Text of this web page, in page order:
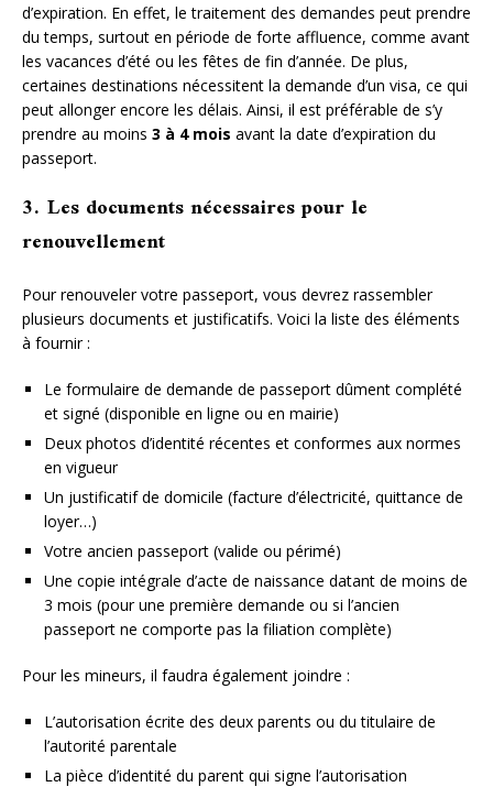
d’expiration. En effet, le traitement des demandes peut prendre
du temps, surtout en période de forte affluence, comme avant
les vacances d’été ou les fêtes de fin d’année. De plus,
certaines destinations nécessitent la demande d’un visa, ce qui
peut allonger encore les délais. Ainsi, il est préférable de s’y
prendre au moins 3 à 4 mois avant la date d’expiration du
passeport.
3. Les documents nécessaires pour le
renouvellement
Pour renouveler votre passeport, vous devrez rassembler
plusieurs documents et justificatifs. Voici la liste des éléments
à fournir :
Le formulaire de demande de passeport dûment complété
et signé (disponible en ligne ou en mairie)
Deux photos d’identité récentes et conformes aux normes
en vigueur
Un justificatif de domicile (facture d’électricité, quittance de
loyer…)
Votre ancien passeport (valide ou périmé)
Une copie intégrale d’acte de naissance datant de moins de
3 mois (pour une première demande ou si l’ancien
passeport ne comporte pas la filiation complète)
Pour les mineurs, il faudra également joindre :
L’autorisation écrite des deux parents ou du titulaire de
l’autorité parentale
La pièce d’identité du parent qui signe l’autorisation